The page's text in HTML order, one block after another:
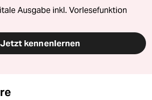
Ausgabe inkl. Vorlesefunktion
Jetzt kennenlernen